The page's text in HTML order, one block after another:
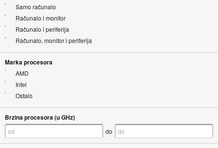
Samo računalo
Računalo i monitor
Računalo i periferija
Računalo, monitor i periferija
Marka procesora
AMD
Intel
Ostalo
Brzina procesora (u GHz)
do